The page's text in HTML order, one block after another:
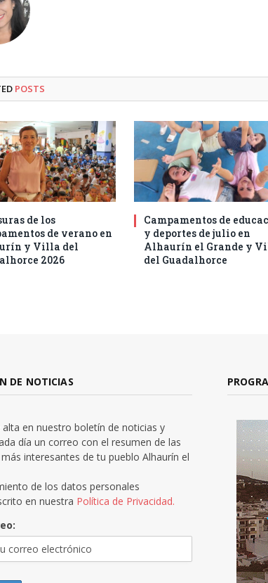
POSTS
de los
de verano en
y Villa del
2026
Campamentos de
y deportes de julio en
Alhaurín el Grande y
del Guadalhorce
DE NOTICIAS
alta en nuestro boletín de noticias y
día un correo con el resumen de las
interesantes de tu pueblo Alhaurín el
de los datos personales
en nuestra Política de Privacidad.